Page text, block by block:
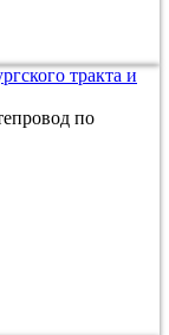
тракта и
по